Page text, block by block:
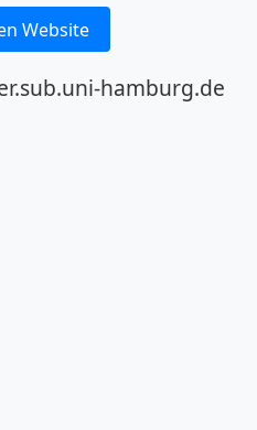
Website
hamburg.de